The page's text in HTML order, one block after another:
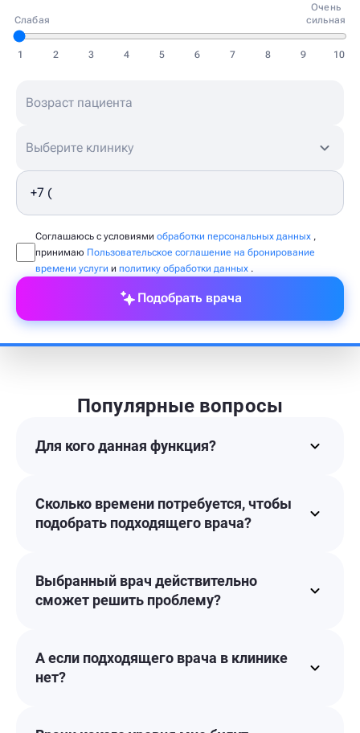
Слабая
Очень
сильная
1 2 3 4 5 6 7 8 9 10
Выберите клинику
Соглашаюсь с условиями обработки персональных данных ,
принимаю Пользовательское соглашение на бронирование
времени услуги и политику обработки данных .
Подобрать врача
Популярные вопросы
Для кого данная функция?
Сколько времени потребуется, чтобы
подобрать подходящего врача?
Выбранный врач действительно
сможет решить проблему?
А если подходящего врача в клинике
нет?